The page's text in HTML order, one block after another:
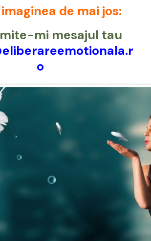
de mai jos:
mi mesajul tau
o